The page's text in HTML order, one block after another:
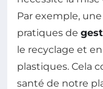
Par exemple,
pratiques de
le recyclage et
plastiques. Cela
santé de notre